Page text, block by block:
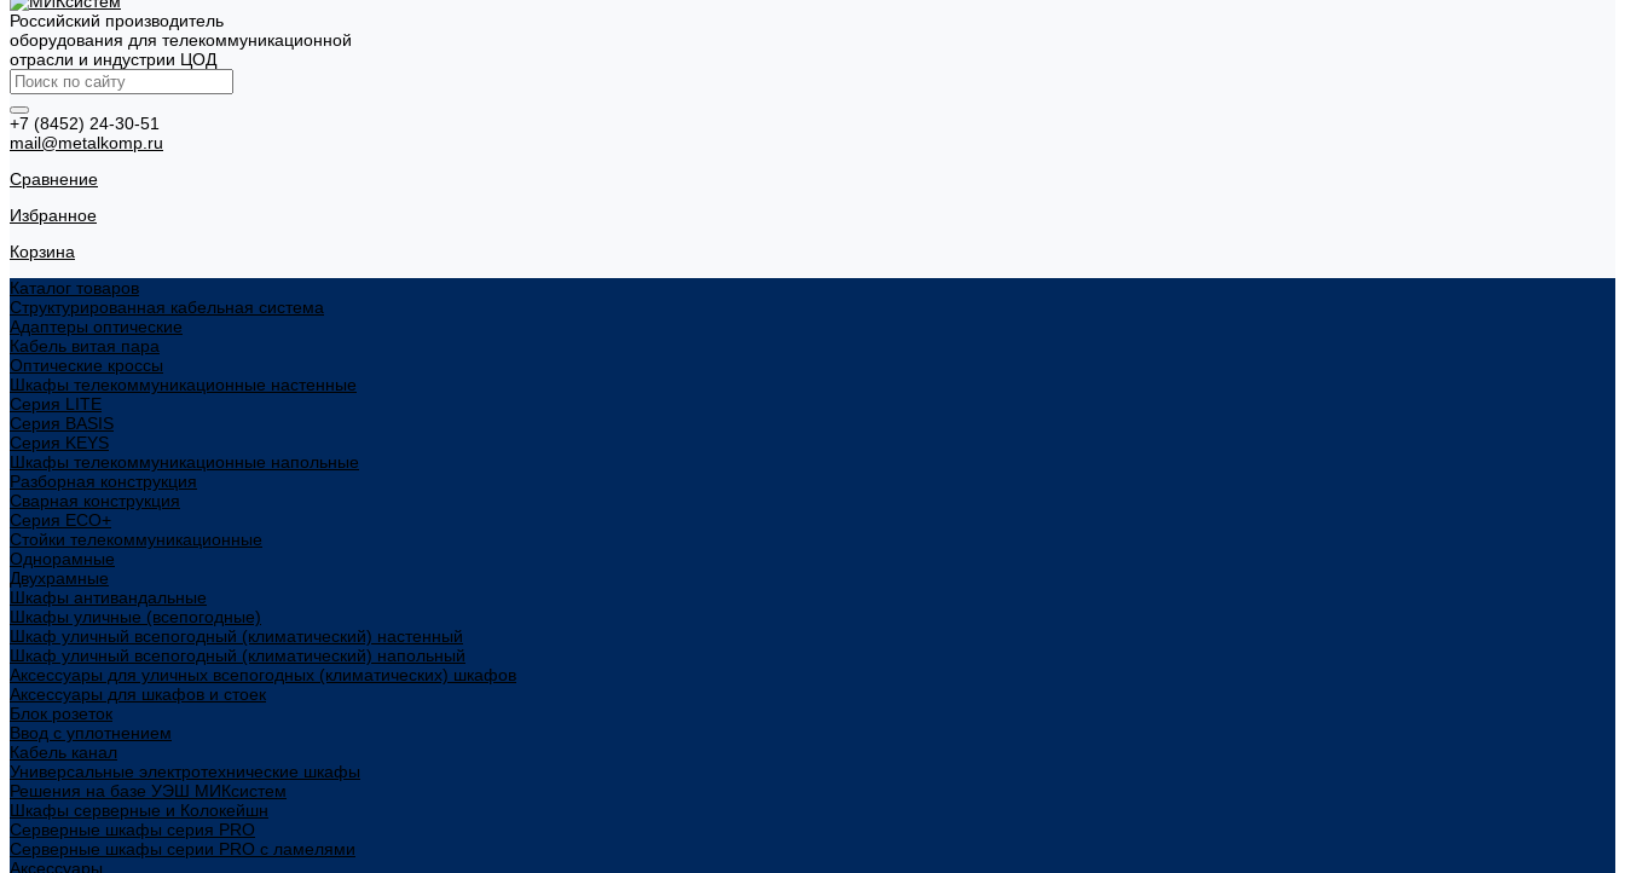
Российский производитель
оборудования для телекоммуникационной
отрасли и индустрии ЦОД
+7 (8452) 24-30-51
mail@metalkomp.ru
Сравнение
Избранное
Корзина
Каталог товаров
Структурированная кабельная система
Адаптеры оптические
Кабель витая пара
Оптические кроссы
Шкафы телекоммуникационные настенные
Cерия LITE
Cерия BASIS
Cерия KEYS
Шкафы телекоммуникационные напольные
Разборная конструкция
Сварная конструкция
Серия ECO+
Стойки телекоммуникационные
Однорамные
Двухрамные
Шкафы антивандальные
Шкафы уличные (всепогодные)
Шкаф уличный всепогодный (климатический) настенный
Шкаф уличный всепогодный (климатический) напольный
Аксессуары для уличных всепогодных (климатических) шкафов
Аксессуары для шкафов и стоек
Блок розеток
Ввод с уплотнением
Кабель канал
Универсальные электротехнические шкафы
Решения на базе УЭШ МИКсистем
Шкафы серверные и Колокейшн
Серверные шкафы серия PRO
Серверные шкафы серии PRO с ламелями
Аксессуары